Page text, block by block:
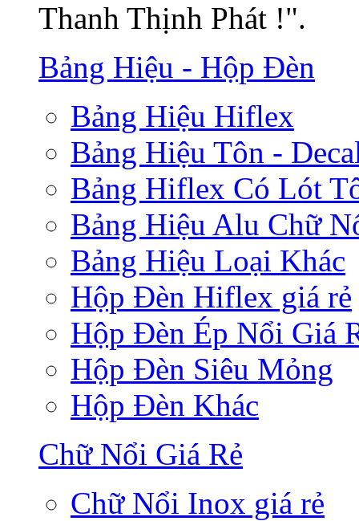
Thanh Thịnh Phát !".
Bảng Hiệu - Hộp Đèn
Bảng Hiệu Hiflex
Bảng Hiệu Tôn -
Bảng Hiflex Có Lót
Bảng Hiệu Alu Chữ
Bảng Hiệu Loại Khác
Hộp Đèn Hiflex giá rẻ
Hộp Đèn Ép Nổi Giá
Hộp Đèn Siêu Mỏng
Hộp Đèn Khác
Chữ Nổi Giá Rẻ
Chữ Nổi Inox giá rẻ